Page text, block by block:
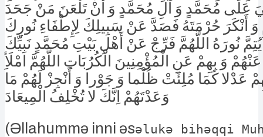
عَلَى مُحَمَّدٍ وَ آلِ مُحَمَّدٍ وَ أَنْ تَلْعَنَ مَنْ جَحَدَ
وَ أَنْكَرَ حُرْمَتَهُ فَصَدَّ عَنْ سَبِيلِكَ لِإِطْفَاءِ نُورِكَ
يُتِمَّ نُورَهُ اللَّهُمَّ فَرِّجْ عَنْ أَهْلِ بَيْتِ مُحَمَّدٍ نَبِيِّكَ
وَ بِهِمْ عَنِ الْمُؤْمِنِينَ الْكُرُبَاتِ اللَّهُمَّ امْلَأِ
عَدْلا كَمَا مُلِئَتْ ظُلْما وَ جَوْرا وَ أَنْجِزْ لَهُمْ مَا
وَعَدْتَهُمْ اِنَّكَ لا تُخْلِفُ الْمِيعَادَ
(Əllahummə inni əsəlukə bihəqqi